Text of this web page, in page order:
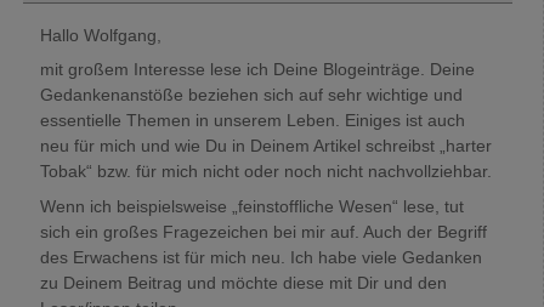
Hallo Wolfgang,
mit großem Interesse lese ich Deine Blogeinträge. Deine
Gedankenanstöße beziehen sich auf sehr wichtige und
essentielle Themen in unserem Leben. Einiges ist auch
neu für mich und wie Du in Deinem Artikel schreibst „harter
Tobak“ bzw. für mich nicht oder noch nicht nachvollziehbar.
Wenn ich beispielsweise „feinstoffliche Wesen“ lese, tut
sich ein großes Fragezeichen bei mir auf. Auch der Begriff
des Erwachens ist für mich neu. Ich habe viele Gedanken
zu Deinem Beitrag und möchte diese mit Dir und den